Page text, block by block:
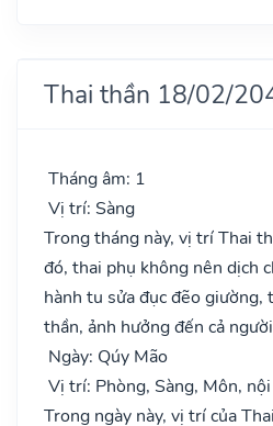
Thai thần 18/02/
Tháng âm: 1
Vị trí: Sàng
Trong tháng này, vị trí Thai
đó, thai phụ không nên dịch
hành tu sửa đục đẽo giường,
thần, ảnh hưởng đến cả
Ngày: Qúy Mão
Vị trí: Phòng, Sàng, Môn,
Trong ngày này, vị trí của